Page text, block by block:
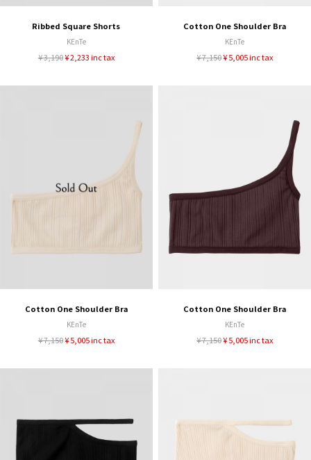
Ribbed Square Shorts
KEnTe
¥ 3,190¥ 2,233 inc tax
Cotton One Shoulder Bra
KEnTe
¥ 7,150¥ 5,005 inc tax
Cotton One Shoulder Bra
KEnTe
¥ 7,150¥ 5,005 inc tax
Cotton One Shoulder Bra
KEnTe
¥ 7,150¥ 5,005 inc tax